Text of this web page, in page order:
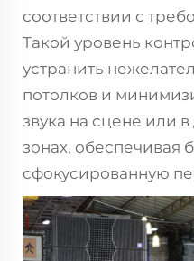
соответствии с
Такой уровень
устранить
потолков и
звука на сцене или в
зонах, обеспечивая
сфокусированную